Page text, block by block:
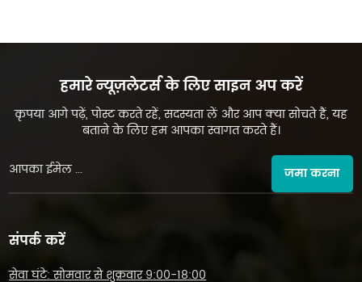
हमारे न्यूज़लेटर्स के लिए साइन अप करें
कृपया आगे पढ़ें, पोस्ट करते रहें, सदस्यता लें और आप क्या सोचते हैं, यह
बताने के लिए हम आपका स्वागत करते हैं।
जमा करना
संपर्क करें
सेवा घंटे: सोमवार से शुक्रवार 9:00-18:00